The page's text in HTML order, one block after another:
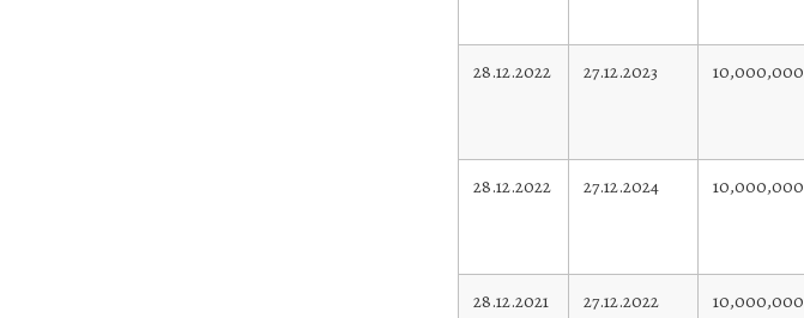
28.12.2022 27.12.2023 10,000,000
28.12.2022 27.12.2024 10,000,000
28.12.2021 27.12.2022 10,000,000